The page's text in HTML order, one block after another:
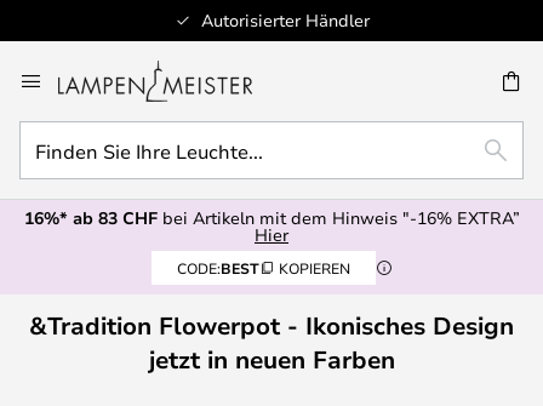
Autorisierter Händler
Inhalt
springen
Sie
Ihre
Leuchte...
16%* ab 83 CHFbei Artikeln mit dem Hinweis "-16% EXTRA”
Hier
CODE:BEST KOPIEREN
&Tradition Flowerpot - Ikonisches Design
jetzt in neuen Farben